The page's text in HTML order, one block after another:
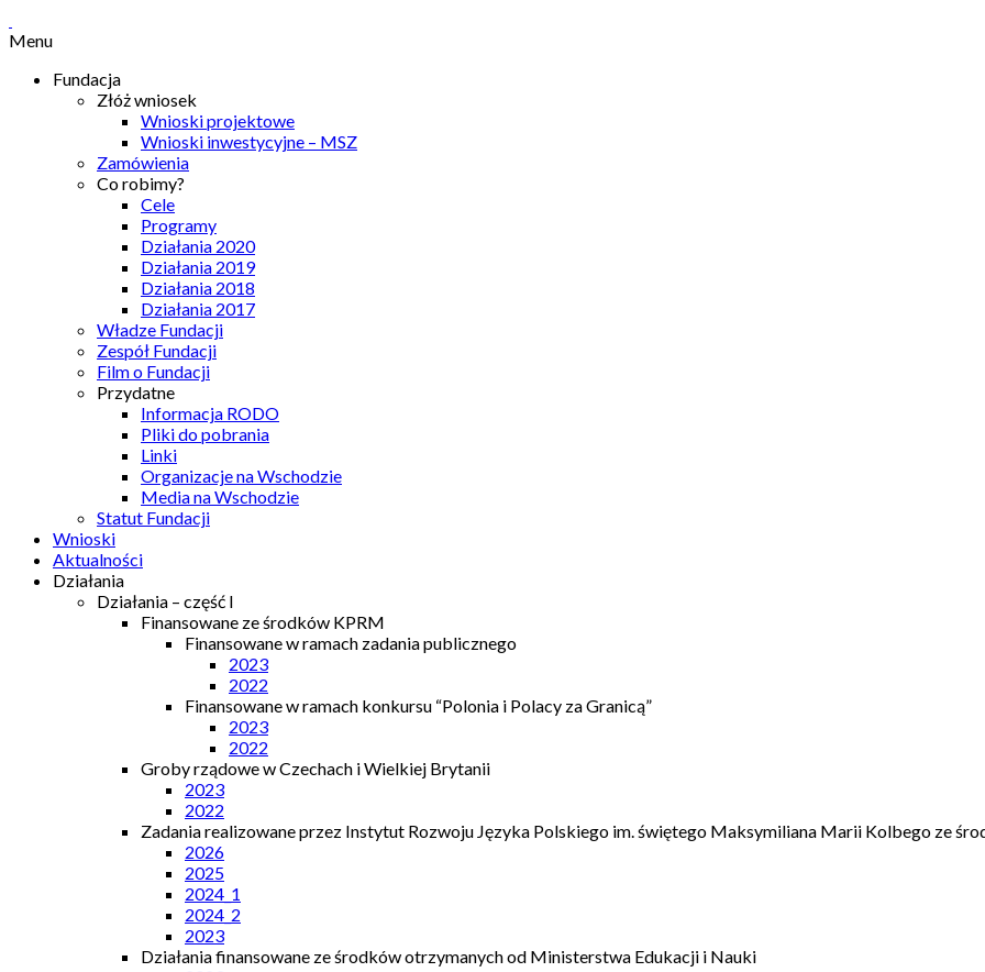
Menu
Fundacja
Złóż wniosek
Wnioski projektowe
Wnioski inwestycyjne – MSZ
Zamówienia
Co robimy?
Cele
Programy
Działania 2020
Działania 2019
Działania 2018
Działania 2017
Władze Fundacji
Zespół Fundacji
Film o Fundacji
Przydatne
Informacja RODO
Pliki do pobrania
Linki
Organizacje na Wschodzie
Media na Wschodzie
Statut Fundacji
Wnioski
Aktualności
Działania
Działania – część I
Finansowane ze środków KPRM
Finansowane w ramach zadania publicznego
2023
2022
Finansowane w ramach konkursu “Polonia i Polacy za Granicą”
2023
2022
Groby rządowe w Czechach i Wielkiej Brytanii
2023
2022
Zadania realizowane przez Instytut Rozwoju Języka Polskiego im. świętego Maksymiliana Marii Kolbego ze
2026
2025
2024_1
2024_2
2023
Działania finansowane ze środków otrzymanych od Ministerstwa Edukacji i Nauki